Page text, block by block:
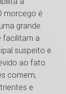
morcego é
grande
facilitam a
suspeito e
ao fato
comem,
e